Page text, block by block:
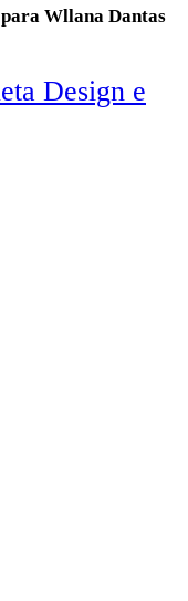
Wllana Dantas
Design e